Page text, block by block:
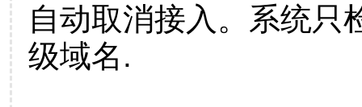
自动取消接入。系统只
级域名.